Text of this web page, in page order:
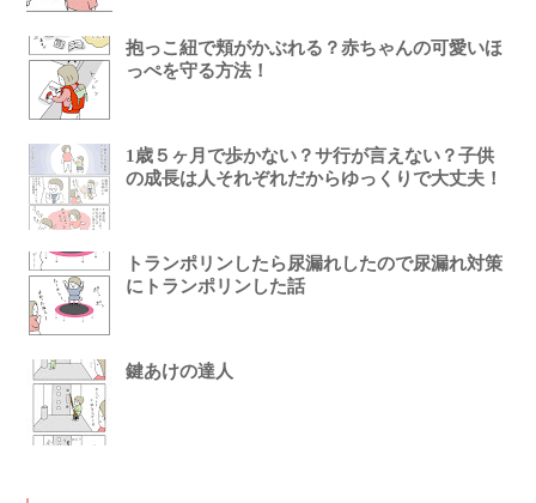
抱っこ紐で頬がかぶれる？赤ちゃんの可愛いほ
っぺを守る方法！
1歳５ヶ月で歩かない？サ行が言えない？子供
の成長は人それぞれだからゆっくりで大丈夫！
トランポリンしたら尿漏れしたので尿漏れ対策
にトランポリンした話
鍵あけの達人